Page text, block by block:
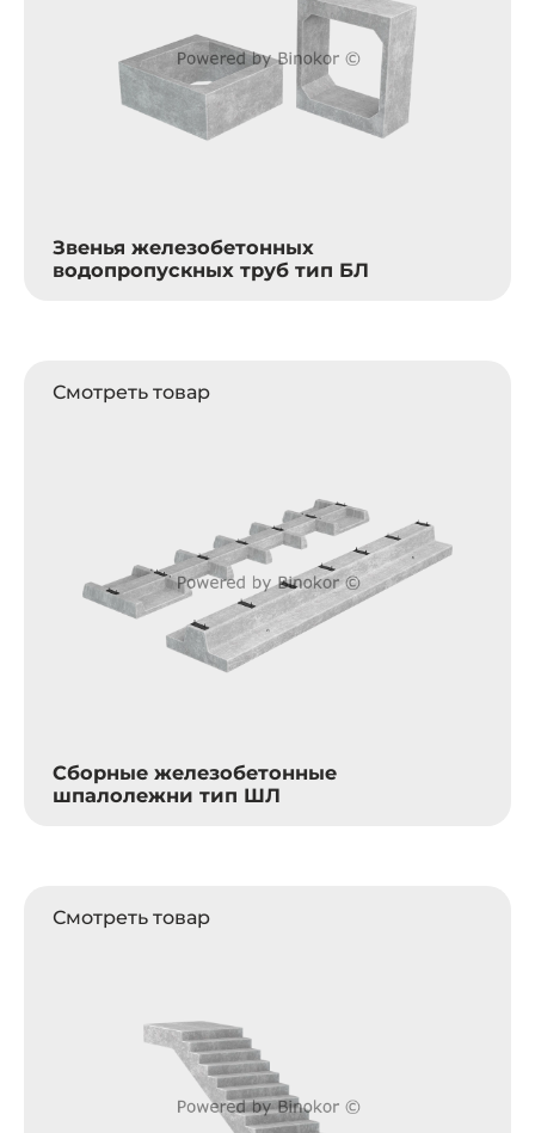
Звенья железобетонных
водопропускных труб тип БЛ
Смотреть товар
Сборные железобетонные
шпалолежни тип ШЛ
Смотреть товар